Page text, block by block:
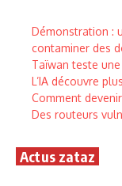
Démonstration :
contaminer des
Taïwan teste
L’IA découvre
Comment
Des routeurs
Actus zataz